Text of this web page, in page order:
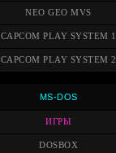
NEO GEO MVS
CAPCOM PLAY SYSTEM 1
CAPCOM PLAY SYSTEM 2
MS-DOS
ИГРЫ
DOSBOX